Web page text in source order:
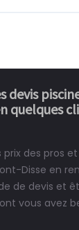
devis
quelques
prix des pros
Disse en
de devis et
vous avez